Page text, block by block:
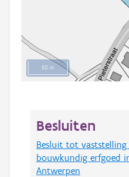
50 m
Besluiten
Besluit tot
bouwkundig erfgoed
Antwerpen